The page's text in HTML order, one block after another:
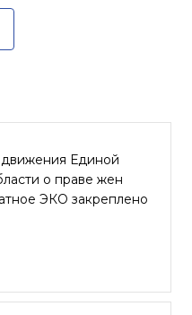
Единой
о праве жен
ЭКО закреплено